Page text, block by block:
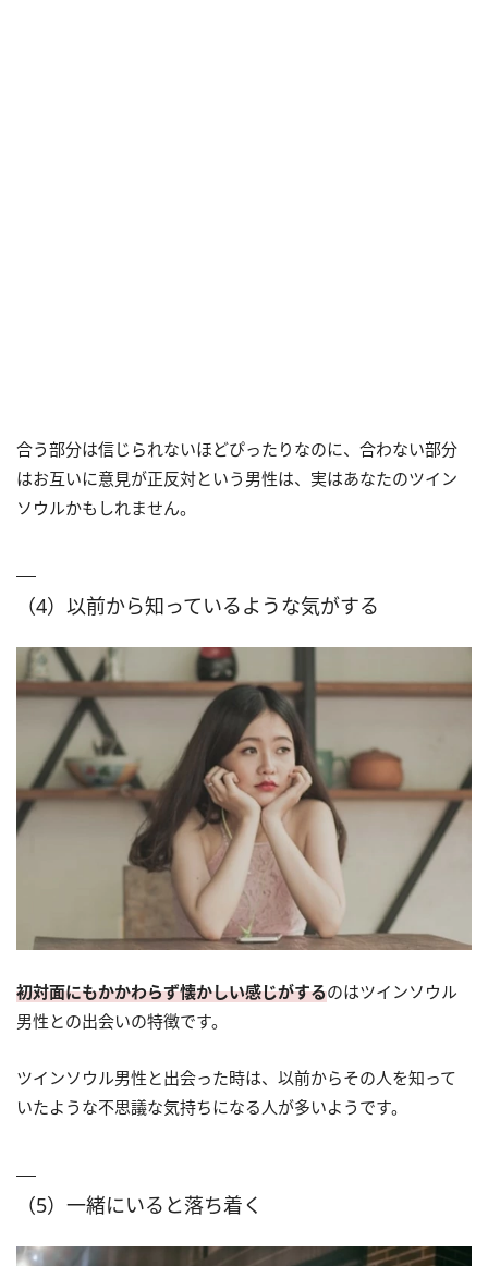
合う部分は信じられないほどぴったりなのに、合わない部分
はお互いに意見が正反対という男性は、実はあなたのツイン
ソウルかもしれません。
（4）以前から知っているような気がする
初対面にもかかわらず懐かしい感じがするのはツインソウル
男性との出会いの特徴です。
ツインソウル男性と出会った時は、以前からその人を知って
いたような不思議な気持ちになる人が多いようです。
（5）一緒にいると落ち着く